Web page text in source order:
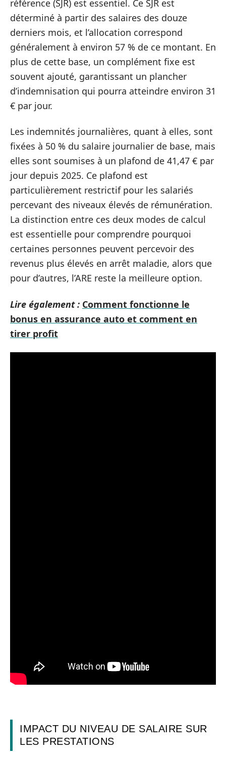
référence (SJR) est essentiel. Ce SJR est
déterminé à partir des salaires des douze
derniers mois, et l’allocation correspond
généralement à environ 57 % de ce montant. En
plus de cette base, un complément fixe est
souvent ajouté, garantissant un plancher
d’indemnisation qui pourra atteindre environ 31
€ par jour.
Les indemnités journalières, quant à elles, sont
fixées à 50 % du salaire journalier de base, mais
elles sont soumises à un plafond de 41,47 € par
jour depuis 2025. Ce plafond est
particulièrement restrictif pour les salariés
percevant des niveaux élevés de rémunération.
La distinction entre ces deux modes de calcul
est essentielle pour comprendre pourquoi
certaines personnes peuvent percevoir des
revenus plus élevés en arrêt maladie, alors que
pour d’autres, l’ARE reste la meilleure option.
Lire également : Comment fonctionne le
bonus en assurance auto et comment en
tirer profit
IMPACT DU NIVEAU DE SALAIRE SUR
LES PRESTATIONS